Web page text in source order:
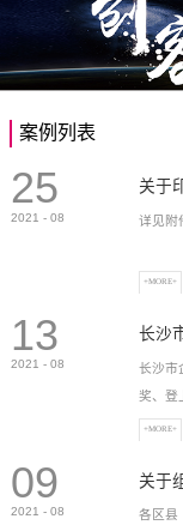
案例列表
25
2021 - 08 详见附
+MORE+
13
2021 - 08
长沙
长沙市
奖、登
）奖等
+MORE+
09
2021 - 08
各区县